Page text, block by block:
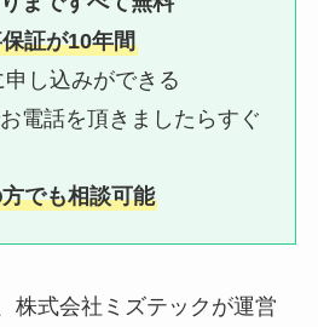
証が10年間
申し込みができる
電話を頂きましたらすぐ
でも相談可能
株式会社ミズテックが運営